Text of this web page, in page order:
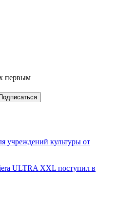
первым
учреждений культуры от
ULTRA XXL поступил в